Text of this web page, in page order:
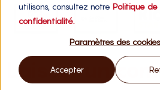
utilisons, consultez notre Politique de
confidentialité.
Paramètres des cookies
Accepter
Laisser un